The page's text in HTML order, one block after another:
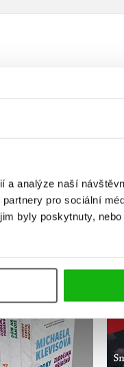
a analýze naší
pro sociální
byly poskytnuty,
registrovaní uživatelé
Klevisová -
BOX 2
Michaela Klevisová